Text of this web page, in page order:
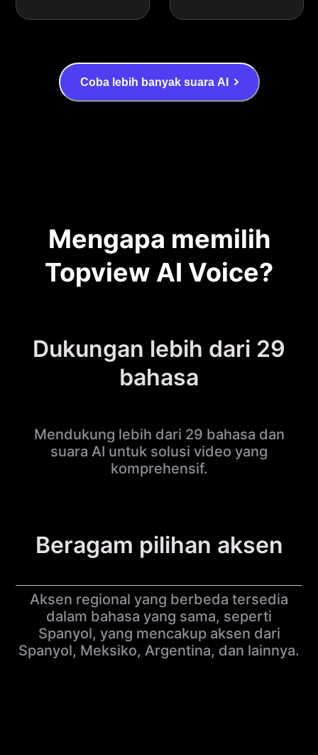
Coba lebih banyak suara AI
Mengapa memilih
Topview AI Voice?
Dukungan lebih dari 29
bahasa
Mendukung lebih dari 29 bahasa dan
suara AI untuk solusi video yang
komprehensif.
Beragam pilihan aksen
Aksen regional yang berbeda tersedia
dalam bahasa yang sama, seperti
Spanyol, yang mencakup aksen dari
Spanyol, Meksiko, Argentina, dan lainnya.